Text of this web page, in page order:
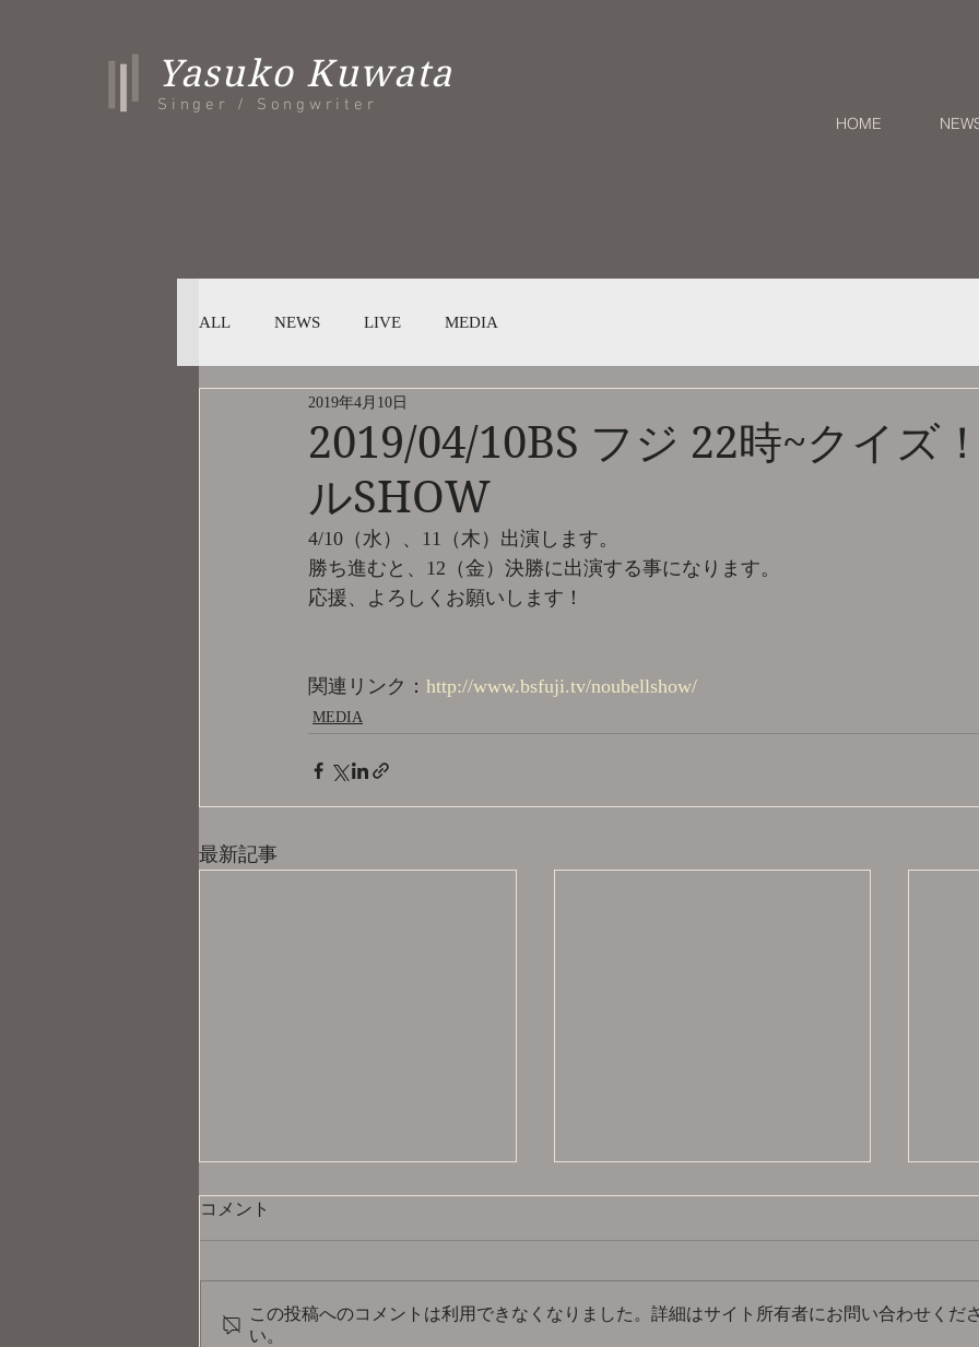
Yasuko Kuwata
Singer / Songwriter
HOME
ALL NEWS LIVE MEDIA
2019/04/10BS フジ 22時~クイズ
ルSHOW
2019年4月10日
4/10（水）、11（木）出演します。
勝ち進むと、12（金）決勝に出演する事になります。
応援、よろしくお願いします！
関連リンク： http://www.bsfuji.tv/noubellshow/
MEDIA
最新記事
コメント
この投稿へのコメントは利用できなくなりました。詳細はサイト所有者にお問い合わせくださ
い。